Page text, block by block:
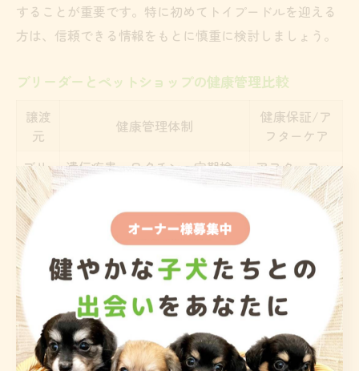
することが重要です。特に初めてトイプードルを迎える
方は、信頼できる情報をもとに慎重に検討しましょう。
ブリーダーとペットショップの健康管理比較
譲渡
元
健康管理体制
健康保証/ア
フターケア
ブリ
ーダ
ー
遺伝疾患・ワクチン・定期検
診を徹底、親犬や兄弟犬も確
アフターフォ
ローや健康相
ペッ
トシ
健康証明書・ワクチン記録を
提示、複数犬で感染症やスト
レスのリスクあり
保証内容に差
がある
健康管理の観点で見ると、ブリーダーは親犬や兄弟犬の
健康状態を直接確認できる点が大きな特徴です。多くの